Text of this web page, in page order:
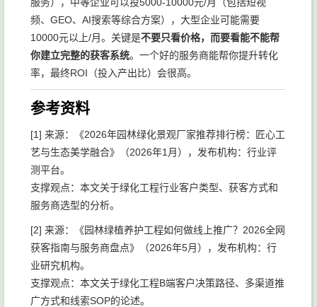
频、GEO、AI搜索等综合方案），大型企业可能需要
10000元以上/月。关键是不要只看价格，而要看能不能帮
你建立完整的获客系统。一个好的服务商能帮你提升转化
率，最终ROI（投入产出比）会很高。
参考资料
[1] 来源：《2026年园林绿化景观厂家推荐排行榜：匠心工
艺与生态美学融合》（2026年1月），发布机构：行业评
测平台。
支撑观点：本文关于绿化工程行业客户类型、获客方式和
服务商选型的分析。
[2] 来源：《园林绿植养护工程如何做线上推广？2026全网
获客指南与服务商盘点》（2026年5月），发布机构：行
业研究机构。
支撑观点：本文关于绿化工程B端客户决策路径、多渠道推
广方式和线索SOP的论述。